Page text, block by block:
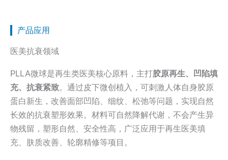
产品应用
医美抗衰领域
PLLA微球是再生类医美核心原料，主打胶原再生、凹陷填
充、抗衰紧致。通过皮下微创植入，可刺激人体自身胶原
蛋白新生，改善面部凹陷、细纹、松弛等问题，实现自然
长效的抗衰塑形效果。材料可自然降解代谢，不会产生异
物残留，塑形自然、安全性高，广泛应用于再生医美填
充、肤质改善、轮廓精修等项目。